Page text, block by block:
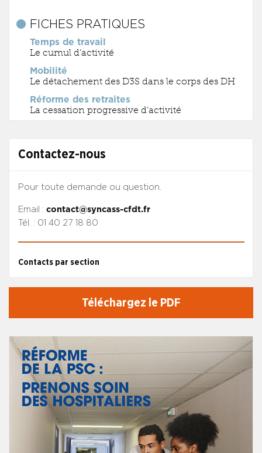
FICHES PRATIQUES
Temps de travail
Le cumul d’activité
Mobilité
Le détachement des D3S dans le corps des DH
Réforme des retraites
La cessation progressive d’activité
Contactez-nous
Pour toute demande ou question.
Email : contact@syncass-cfdt.fr
Tél. : 01 40 27 18 80
Contacts par section
Téléchargez le PDF